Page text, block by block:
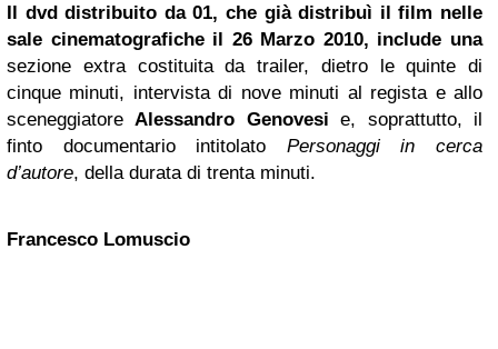
Il dvd distribuito da 01, che già distribuì il film nelle
sale cinematografiche il 26 Marzo 2010, include una
sezione extra costituita da trailer, dietro le quinte di
cinque minuti, intervista di nove minuti al regista e allo
sceneggiatoreAlessandro Genovesi e, soprattutto, il
finto documentario intitolato Personaggi in cerca
d’autore, della durata di trenta minuti.
Francesco Lomuscio